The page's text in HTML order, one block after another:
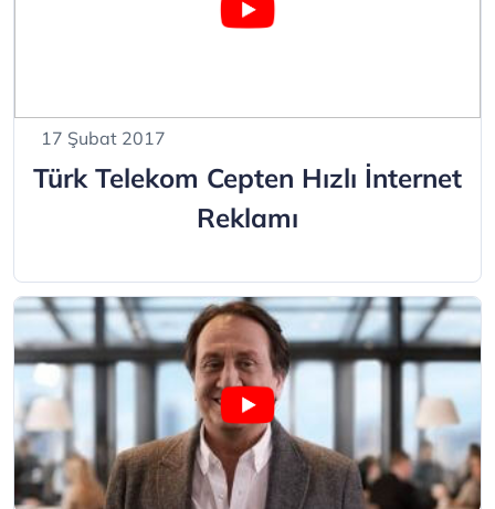
17 Şubat 2017
Türk Telekom Cepten Hızlı İnternet
Reklamı